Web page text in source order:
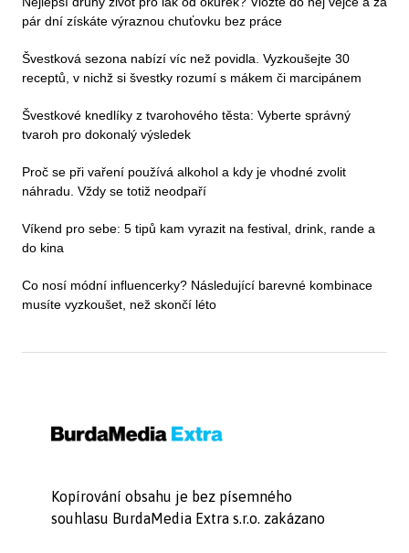
pár dní získáte výraznou chuťovku bez práce
Švestková sezona nabízí víc než povidla. Vyzkoušejte 30
receptů, v nichž si švestky rozumí s mákem či marcipánem
Švestkové knedlíky z tvarohového těsta: Vyberte správný
tvaroh pro dokonalý výsledek
Proč se při vaření používá alkohol a kdy je vhodné zvolit
náhradu. Vždy se totiž neodpaří
Víkend pro sebe: 5 tipů kam vyrazit na festival, drink, rande a
do kina
Co nosí módní influencerky? Následující barevné kombinace
musíte vyzkoušet, než skončí léto
Kopírování obsahu je bez písemného
souhlasu BurdaMedia Extra s.r.o. zakázano